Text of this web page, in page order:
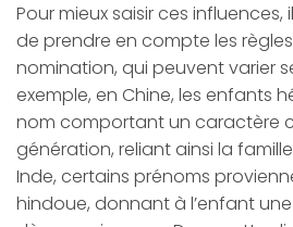
Pour mieux saisir ces
de prendre en compte les
nomination, qui peuvent varier
exemple, en Chine, les enfants
nom comportant un caractère
génération, reliant ainsi la
Inde, certains prénoms
hindoue, donnant à l’enfant